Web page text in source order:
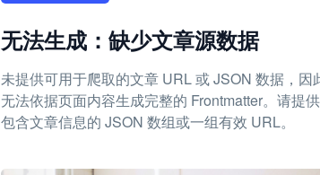
无法生成：缺少文章源数据
未提供可用于爬取的文章 URL 或 JSON 数据，因
无法依据页面内容生成完整的 Frontmatter。请提供
包含文章信息的 JSON 数组或一组有效 URL。